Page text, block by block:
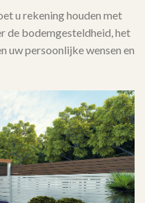
u rekening houden met
de bodemgesteldheid, het
uw persoonlijke wensen en